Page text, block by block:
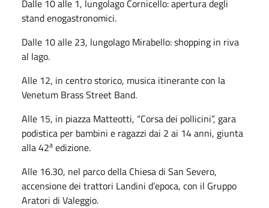
Dalle 10 alle 1, lungolago Cornicello: apertura degli
stand enogastronomici.
Dalle 10 alle 23, lungolago Mirabello: shopping in riva
al lago.
Alle 12, in centro storico, musica itinerante con la
Venetum Brass Street Band.
Alle 15, in piazza Matteotti, “Corsa dei pollicini”, gara
podistica per bambini e ragazzi dai 2 ai 14 anni, giunta
alla 42a edizione.
Alle 16.30, nel parco della Chiesa di San Severo,
accensione dei trattori Landini d’epoca, con il Gruppo
Aratori di Valeggio.